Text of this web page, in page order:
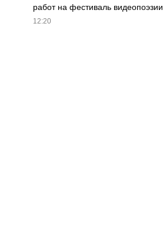
работ на фестиваль видеопоэзии
12:20